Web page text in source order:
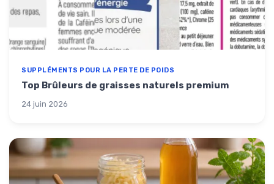
SUPPLÉMENTS POUR LA PERTE DE POIDS
Top Brûleurs de graisses naturels premium
24 juin 2026